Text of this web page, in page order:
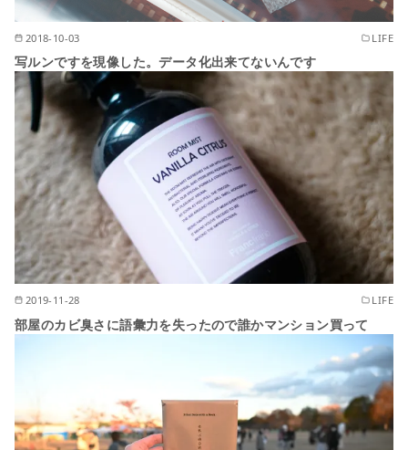
2018-10-03 LIFE
写ルンですを現像した。データ化出来てないんです
2019-11-28 LIFE
部屋のカビ臭さに語彙力を失ったので誰かマンション買って